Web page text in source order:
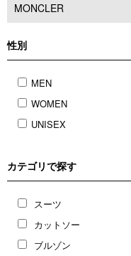
MONCLER
性別
MEN
WOMEN
UNISEX
カテゴリで探す
スーツ
カットソー
ブルゾン